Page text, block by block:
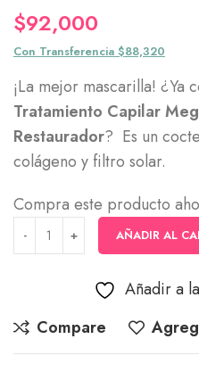
$92,000
Con Transferencia $88,320
¡La mejor mascarilla! ¿Ya
Tratamiento Capilar
Restaurador? Es un
colágeno y filtro solar.
Compra este producto
AÑADIR AL
Añadir a
Compare